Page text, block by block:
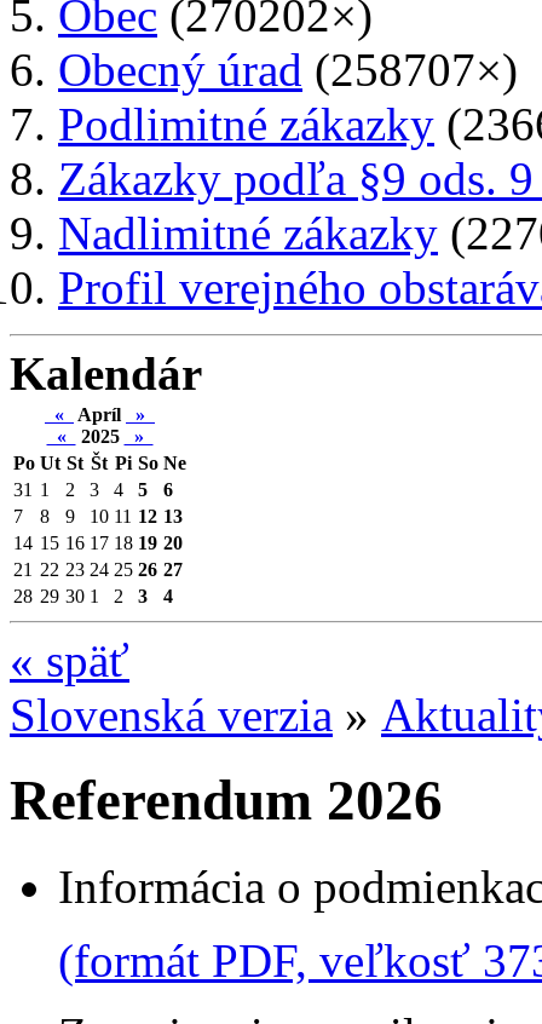
Obec (270202×)
Obecný úrad (258707×)
Podlimitné zákazky
Zákazky podľa §9 ods.
Nadlimitné zákazky
Profil verejného
Kalendár
« Apríl
»
«
2025
»
Po Ut St Št Pi So Ne
31 1 2 3 4 5
6
7
8 9 10 11 12 13
14 15 16 17 18 19 20
21 22 23 24 25 26 27
28 29 30 1 2 3 4
« späť
Slovenská verzia »
Referendum 2026
Informácia o
(formát PDF, veľkosť